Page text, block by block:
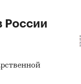
и темпов
данных
в
так называемые
России